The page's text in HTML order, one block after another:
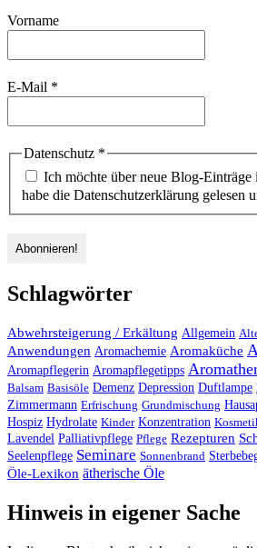
Vorname
E-Mail *
Datenschutz *
Ich möchte über neue Blog-
habe die Datenschutzerklärung gelesen
Schlagwörter
Abwehrsteigerung / Erkältung Allgemein
Anwendungen Aromachemie Aromaküche
Aromapflegerin Aromapflegetipps
Balsam Basisöle Demenz Depression Duftlampe
Zimmermann Erfrischung Grundmischung
Hospiz Hydrolate Kinder Konzentration
Lavendel Palliativpflege Pflege Rezepturen
Seelenpflege Seminare Sonnenbrand
Öle-Lexikon ätherische Öle
Hinweis in eigener Sache